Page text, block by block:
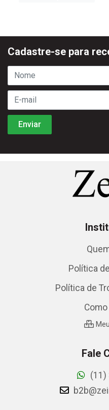
Cadastre-se para
Política
Política de
Fale
(11)